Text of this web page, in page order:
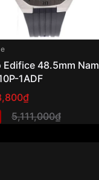
Edifice 48.5mm Nam
1ADF
5,111,000₫